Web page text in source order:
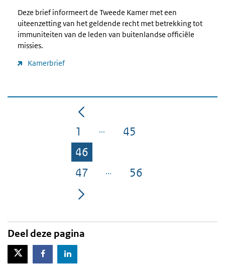
Deze brief informeert de Tweede Kamer met een
uiteenzetting van het geldende recht met betrekking tot
immuniteiten van de leden van buitenlandse officiële
missies.
Kamerbrief
Pagina
1 Pagina
45
Pagina
46
Pagina
47 Pagina
56
Deel deze pagina
X-TwitterFacebookLinkedIn